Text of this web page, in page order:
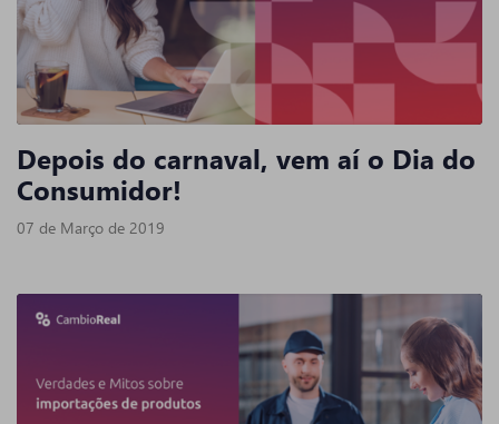
Depois do carnaval, vem aí o Dia do
Consumidor!
07 de Março de 2019